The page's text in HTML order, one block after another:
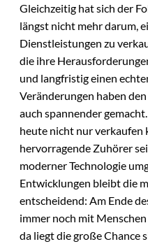
Gleichzeitig hat sich der
längst nicht mehr darum,
Dienstleistungen zu
die ihre
und langfristig einen
Veränderungen haben
auch spannender
heute nicht nur verkaufen
hervorragende Zuhörer
moderner Technologie
Entwicklungen bleibt die
entscheidend: Am Ende
immer noch mit
da liegt die große Chance